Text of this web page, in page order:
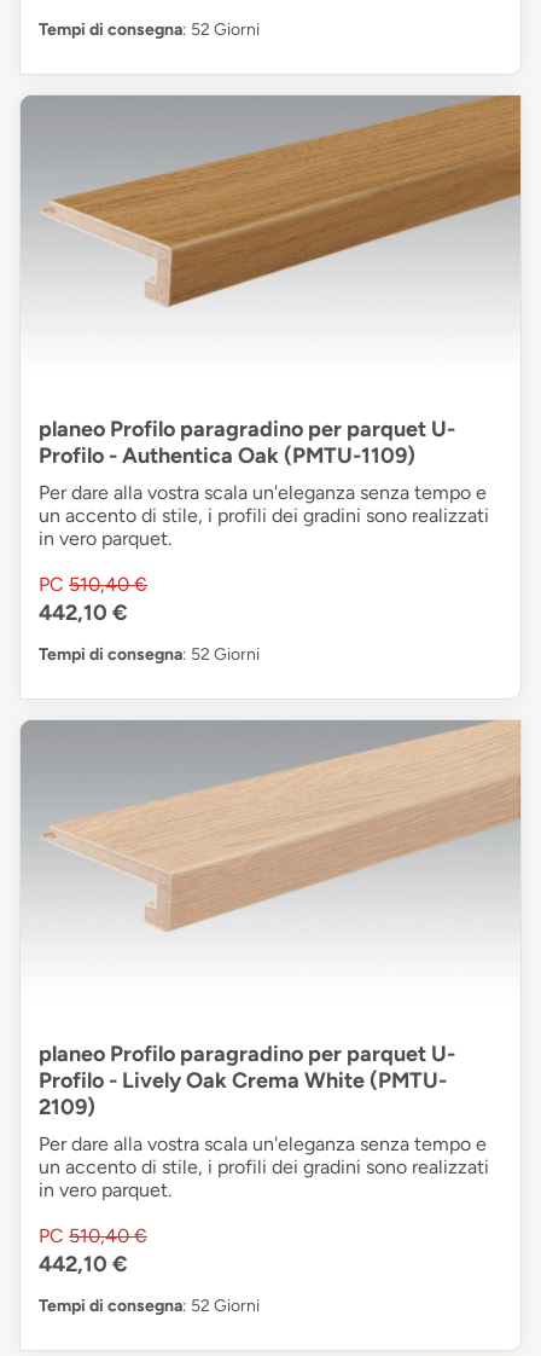
Tempi di consegna: 52 Giorni
planeo Profilo paragradino per parquet U-
Profilo - Authentica Oak (PMTU-1109)
Per dare alla vostra scala un'eleganza senza tempo e
un accento di stile, i profili dei gradini sono realizzati
in vero parquet.
PC 510,40 €
442,10 €
Tempi di consegna: 52 Giorni
planeo Profilo paragradino per parquet U-
Profilo - Lively Oak Crema White (PMTU-
2109)
Per dare alla vostra scala un'eleganza senza tempo e
un accento di stile, i profili dei gradini sono realizzati
in vero parquet.
PC 510,40 €
442,10 €
Tempi di consegna: 52 Giorni